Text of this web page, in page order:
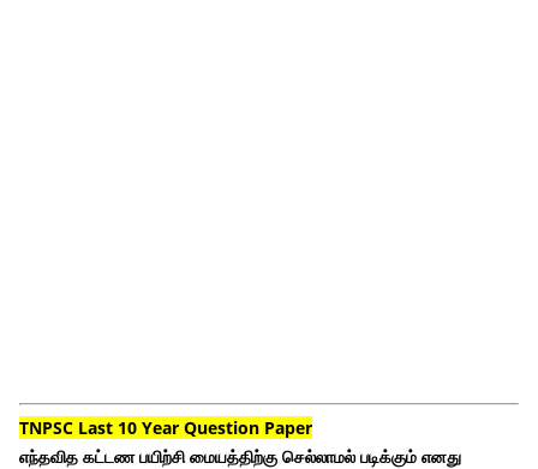
TNPSC Last 10 Year Question Paper
எந்தவித கட்டண பயிற்சி மையத்திற்கு செல்லாமல் படிக்கும் எனது